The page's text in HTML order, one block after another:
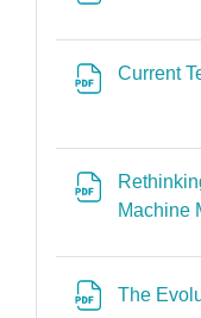
Current
Machine
The